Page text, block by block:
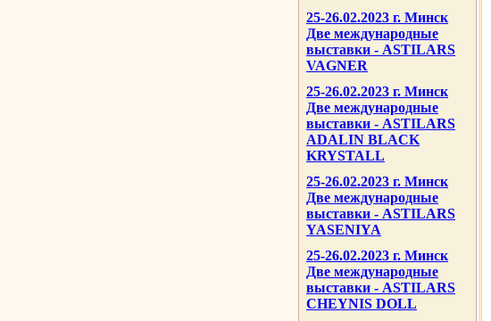
25-26.02.2023 г. Минск
Две международные
выставки - ASTILARS
VAGNER
25-26.02.2023 г. Минск
Две международные
выставки - ASTILARS
ADALIN BLACK
KRYSTALL
25-26.02.2023 г. Минск
Две международные
выставки - ASTILARS
YASENIYA
25-26.02.2023 г. Минск
Две международные
выставки - ASTILARS
CHEYNIS DOLL